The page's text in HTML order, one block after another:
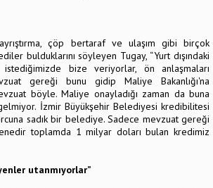
çöp bertaraf ve ulaşım gibi birçok
bulduklarını söyleyen Tugay, “Yurt dışındaki
bize veriyorlar, ön anlaşmaları
gereği bunu gidip Maliye Bakanlığı'na
böyle. Maliye onayladığı zaman da buna
İzmir Büyükşehir Belediyesi kredibilitesi
sadık bir belediye. Sadece mevzuat gereği
toplamda 1 milyar doları bulan kredimiz
utanmıyorlar”